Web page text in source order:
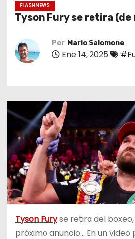
FLASHNEWS
Tyson Fury se retira (de
Por Mario Salomone
Ene 14, 2025
Tyson Furyse retira del
próximo anuncio… En un video